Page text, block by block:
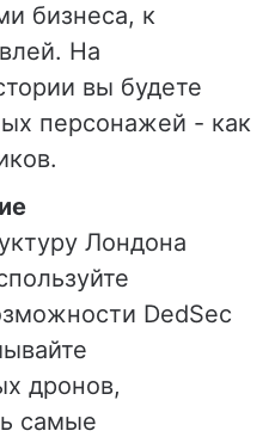
бизнеса, к
На
вы будете
персонажей - как
Лондона
DedSec
дронов,
самые